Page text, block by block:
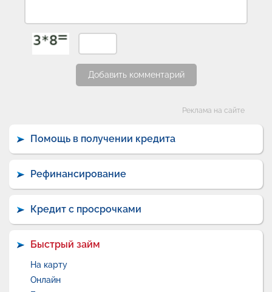
Добавить комментарий
Реклама на сайте
Помощь в получении кредита
Рефинансирование
Кредит с просрочками
Быстрый займ
На карту
Онлайн